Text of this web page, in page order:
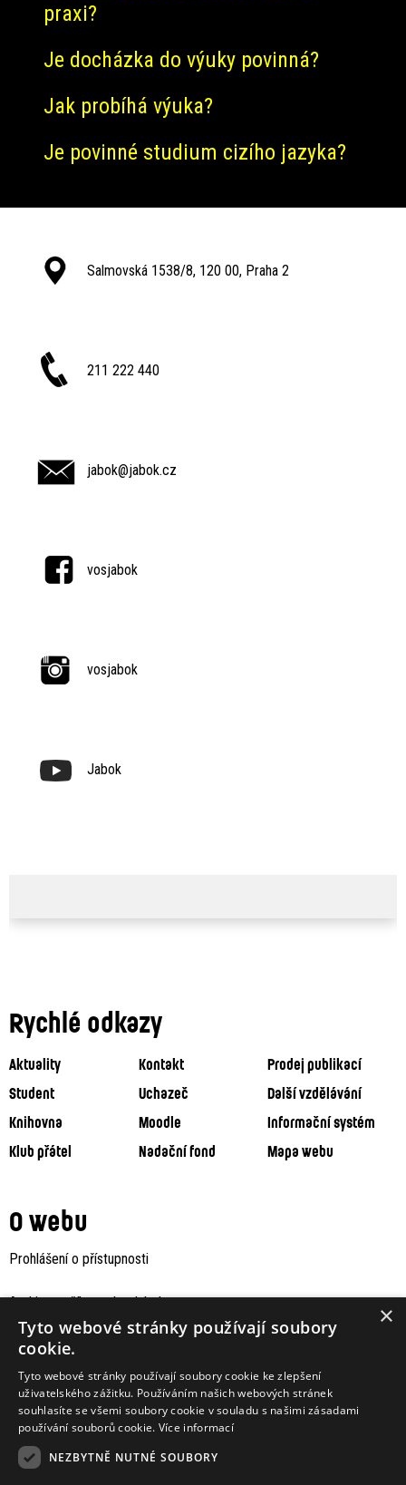
praxi?
Je docházka do výuky povinná?
Jak probíhá výuka?
Je povinné studium cizího jazyka?
Salmovská 1538/8, 120 00, Praha 2
211 222 440
jabok@jabok.cz
vosjabok
vosjabok
Jabok
Rychlé odkazy
Aktuality Kontakt
Prodej publikací
Student
Uchazeč
Další vzdělávání
Knihovna
Moodle
Informační systém
Klub přátel
Nadační fond Mapa webu
O webu
Prohlášení o přístupnosti
Archiv staršího webu Jaboku ×
Tyto webové stránky používají soubory
cookie.
Tyto webové stránky používají soubory cookie ke zlepšení
uživatelského zážitku. Používáním našich webových stránek
souhlasíte se všemi soubory cookie v souladu s našimi zásadami
používání souborů cookie. Více informací
NEZBYTNĚ NUTNÉ SOUBORY